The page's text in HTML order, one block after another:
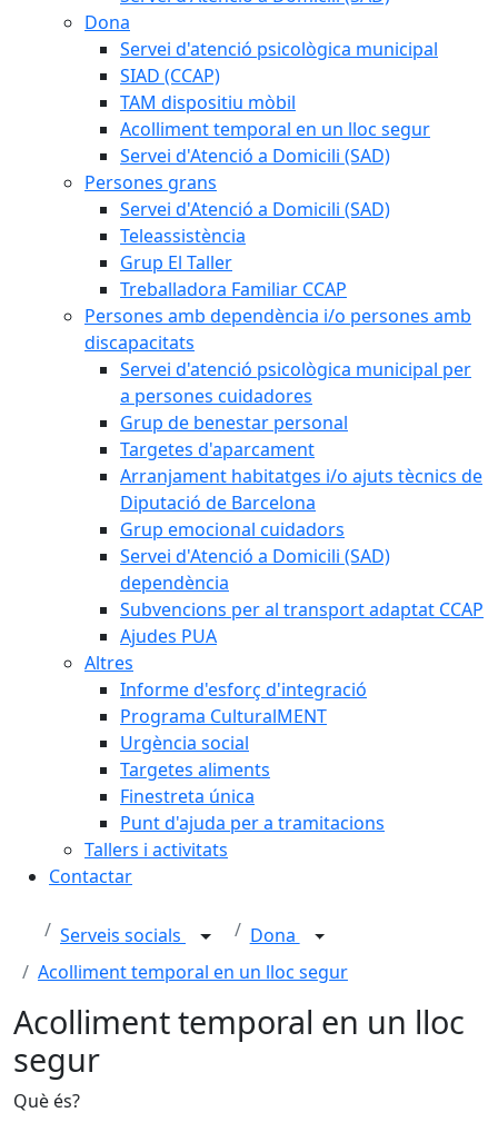
Dona
Servei d'atenció psicològica municipal
SIAD (CCAP)
TAM dispositiu mòbil
Acolliment temporal en un lloc segur
Servei d'Atenció a Domicili (SAD)
Persones grans
Servei d'Atenció a Domicili (SAD)
Teleassistència
Grup El Taller
Treballadora Familiar CCAP
Persones amb dependència i/o persones amb
discapacitats
Servei d'atenció psicològica municipal per
a persones cuidadores
Grup de benestar personal
Targetes d'aparcament
Arranjament habitatges i/o ajuts tècnics de
Diputació de Barcelona
Grup emocional cuidadors
Servei d'Atenció a Domicili (SAD)
dependència
Subvencions per al transport adaptat CCAP
Ajudes PUA
Altres
Informe d'esforç d'integració
Programa CulturalMENT
Urgència social
Targetes aliments
Finestreta única
Punt d'ajuda per a tramitacions
Tallers i activitats
Contactar
Serveis socials
Dona
Acolliment temporal en un lloc segur
Acolliment temporal en un lloc
segur
Què és?